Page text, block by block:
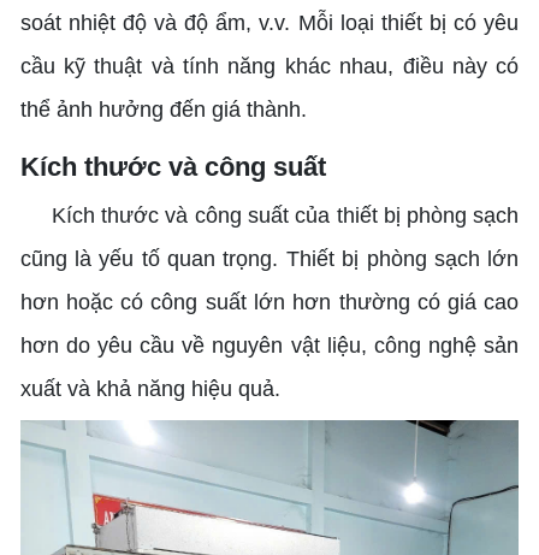
soát nhiệt độ và độ ẩm, v.v. Mỗi loại thiết bị có yêu
cầu kỹ thuật và tính năng khác nhau, điều này có
thể ảnh hưởng đến giá thành.
Kích thước và công suất
Kích thước và công suất của thiết bị phòng sạch
cũng là yếu tố quan trọng. Thiết bị phòng sạch lớn
hơn hoặc có công suất lớn hơn thường có giá cao
hơn do yêu cầu về nguyên vật liệu, công nghệ sản
xuất và khả năng hiệu quả.